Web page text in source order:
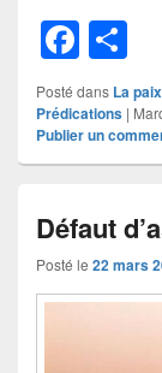
F
a
c
e
o
o
k
ar
ta
g
Posté dans La paix
Prédications |
Publier un
Défaut
Posté le 22 mars